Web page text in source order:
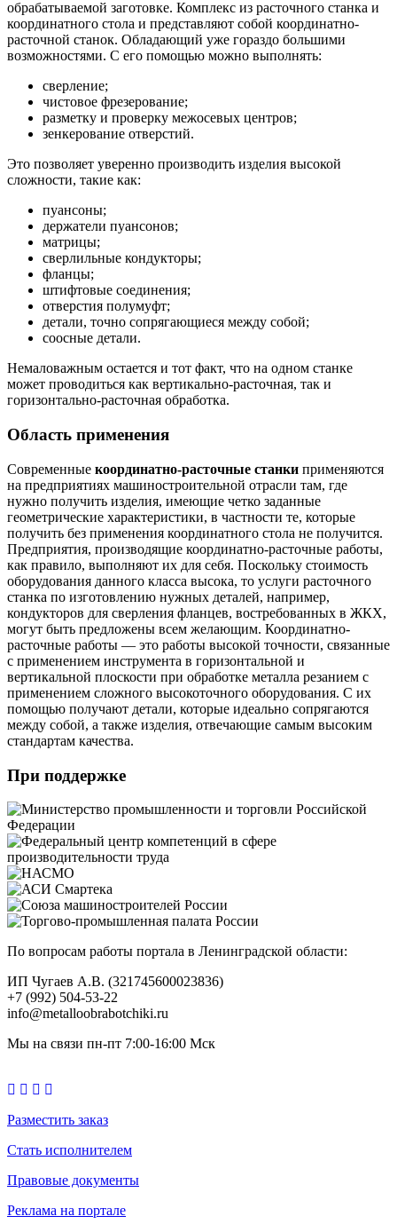
обрабатываемой заготовке. Комплекс из расточного станка и
координатного стола и представляют собой координатно-
расточной станок. Обладающий уже гораздо большими
возможностями. С его помощью можно выполнять:
сверление;
чистовое фрезерование;
разметку и проверку межосевых центров;
зенкерование отверстий.
Это позволяет уверенно производить изделия высокой
сложности, такие как:
пуансоны;
держатели пуансонов;
матрицы;
сверлильные кондукторы;
фланцы;
штифтовые соединения;
отверстия полумуфт;
детали, точно сопрягающиеся между собой;
соосные детали.
Немаловажным остается и тот факт, что на одном станке
может проводиться как вертикально-расточная, так и
горизонтально-расточная обработка.
Область применения
Современные координатно-расточные станки применяются
на предприятиях машиностроительной отрасли там, где
нужно получить изделия, имеющие четко заданные
геометрические характеристики, в частности те, которые
получить без применения координатного стола не получится.
Предприятия, производящие координатно-расточные работы,
как правило, выполняют их для себя. Поскольку стоимость
оборудования данного класса высока, то услуги расточного
станка по изготовлению нужных деталей, например,
кондукторов для сверления фланцев, востребованных в ЖКХ,
могут быть предложены всем желающим. Координатно-
расточные работы — это работы высокой точности, связанные
с применением инструмента в горизонтальной и
вертикальной плоскости при обработке металла резанием с
применением сложного высокоточного оборудования. С их
помощью получают детали, которые идеально сопрягаются
между собой, а также изделия, отвечающие самым высоким
стандартам качества.
При поддержке
По вопросам работы портала в Ленинградской области:
ИП Чугаев А.В. (321745600023836)
+7 (992) 504-53-22
info@metalloobrabotchiki.ru
Мы на связи пн-пт 7:00-16:00 Мск
Разместить заказ
Стать исполнителем
Правовые документы
Реклама на портале